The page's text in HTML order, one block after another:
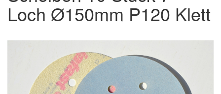
Lackieren
Werkzeug & Maschinen
Reinigen
Loch Ø150mm P120 Klett